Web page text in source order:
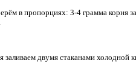
в пропорциях: 3-4 грамма
заливаем двумя стаканами